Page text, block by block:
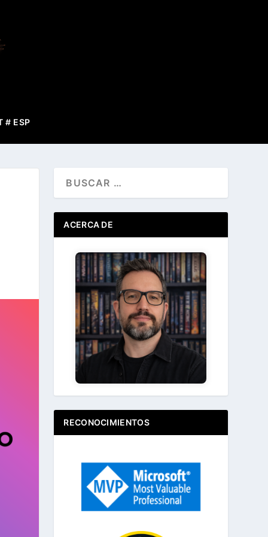
# ESP
ACERCA DE
Ir
Acerca de ...
RECONOCIMIENTOS